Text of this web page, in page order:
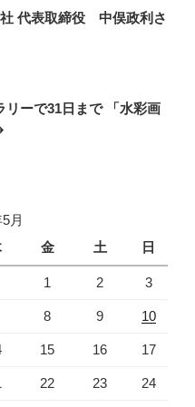
代表取締役 中俣政利さ
リーで31日まで 「水彩画
月
金 土 日
1 2 3
8 9 10
15 16 17
22 23 24